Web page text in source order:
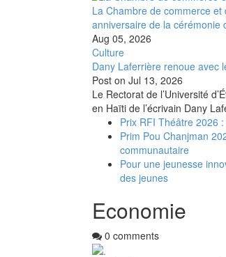
La Chambre de commerce
anniversaire de la cérémonie
Aug 05, 2026
Culture
Dany Laferrière renoue avec
Post on Jul 13, 2026
Le Rectorat de l’Université
en Haïti de l’écrivain Dany
Prix RFI Théâtre 2026
Prim Pou Chanjman
communautaire
Pour une jeunesse
des jeunes
Economie
0 comments